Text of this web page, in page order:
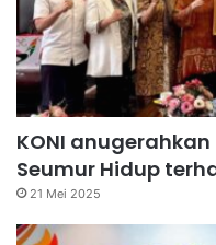
KONI
Seumur Hidup
21 Mei 2025